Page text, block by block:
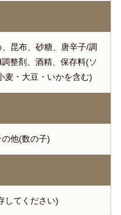
昆布、砂糖、唐辛子/調
整剤、酒精、保存料(ソ
麦・大豆・いかを含む)
他(数の子)
してください)